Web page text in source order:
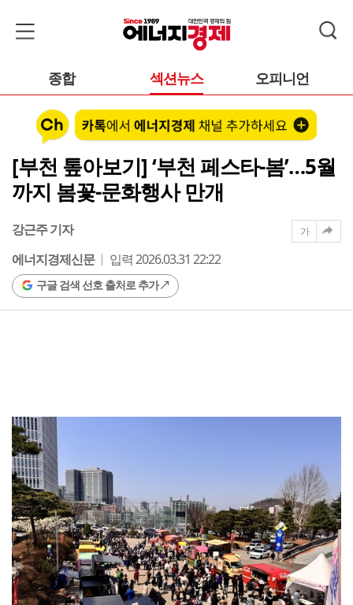
종합 섹션뉴스 오피니언
[부천 톺아보기] ‘부천 페스타-봄’…5월
까지 봄꽃-문화행사 만개
강근주 기자
에너지경제신문
입력 2026.03.31 22:22
구글 검색 선호 출처로 추가
가